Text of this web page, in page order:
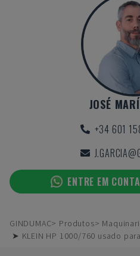
JOSÉ
+34 601
ENTRE EM
GINDUMAC Produtos
➤ KLEIN HP 1000/760 usado